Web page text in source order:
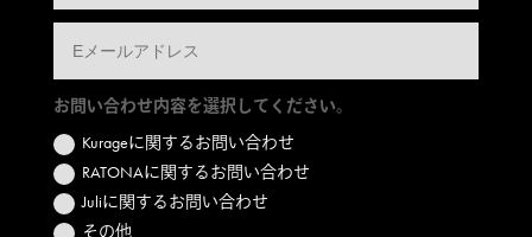
お問い合わせ内容を選択してください。
Kurageに関するお問い合わせ
RATONAに関するお問い合わせ
Juliに関するお問い合わせ
その他